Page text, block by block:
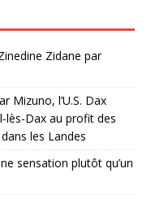
Zidane par
Mizuno, l’U.S. Dax
lès-Dax au profit des
les Landes
sensation plutôt qu’un